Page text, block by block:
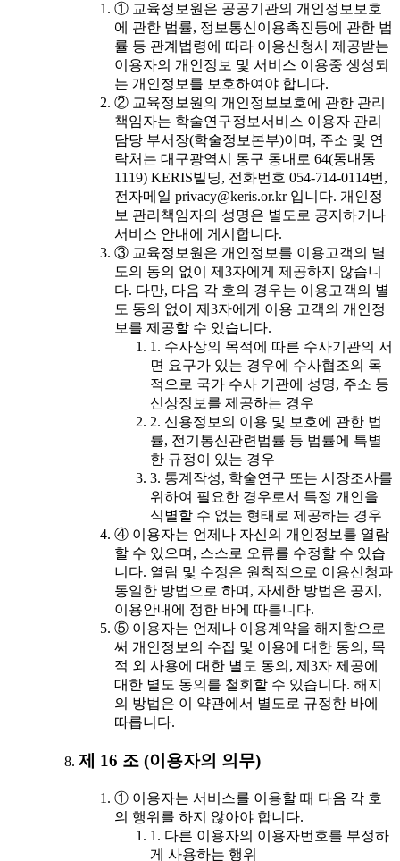
① 교육정보원은 공공기관의 개인정보보호
에 관한 법률, 정보통신이용촉진등에 관한 법
률 등 관계법령에 따라 이용신청시 제공받는
이용자의 개인정보 및 서비스 이용중 생성되
는 개인정보를 보호하여야 합니다.
② 교육정보원의 개인정보보호에 관한 관리
책임자는 학술연구정보서비스 이용자 관리
담당 부서장(학술정보본부)이며, 주소 및 연
락처는 대구광역시 동구 동내로 64(동내동
1119) KERIS빌딩, 전화번호 054-714-0114번,
전자메일 privacy@keris.or.kr 입니다. 개인정
보 관리책임자의 성명은 별도로 공지하거나
서비스 안내에 게시합니다.
③ 교육정보원은 개인정보를 이용고객의 별
도의 동의 없이 제3자에게 제공하지 않습니
다. 다만, 다음 각 호의 경우는 이용고객의 별
도 동의 없이 제3자에게 이용 고객의 개인정
보를 제공할 수 있습니다.
1. 수사상의 목적에 따른 수사기관의 서
면 요구가 있는 경우에 수사협조의 목
적으로 국가 수사 기관에 성명, 주소 등
신상정보를 제공하는 경우
2. 신용정보의 이용 및 보호에 관한 법
률, 전기통신관련법률 등 법률에 특별
한 규정이 있는 경우
3. 통계작성, 학술연구 또는 시장조사를
위하여 필요한 경우로서 특정 개인을
식별할 수 없는 형태로 제공하는 경우
④ 이용자는 언제나 자신의 개인정보를 열람
할 수 있으며, 스스로 오류를 수정할 수 있습
니다. 열람 및 수정은 원칙적으로 이용신청과
동일한 방법으로 하며, 자세한 방법은 공지,
이용안내에 정한 바에 따릅니다.
⑤ 이용자는 언제나 이용계약을 해지함으로
써 개인정보의 수집 및 이용에 대한 동의, 목
적 외 사용에 대한 별도 동의, 제3자 제공에
대한 별도 동의를 철회할 수 있습니다. 해지
의 방법은 이 약관에서 별도로 규정한 바에
따릅니다.
제 16 조 (이용자의 의무)
① 이용자는 서비스를 이용할 때 다음 각 호
의 행위를 하지 않아야 합니다.
1. 다른 이용자의 이용자번호를 부정하
게 사용하는 행위